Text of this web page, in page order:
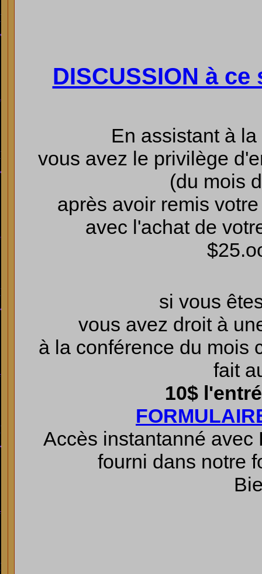
DISCUSSION à
En assistant à
vous avez le privilège
(du mois
après avoir remis
avec l'achat de
si vous
vous avez droit à
à la conférence du mois
fait
10$
Accès instantanné
fourni dans notre